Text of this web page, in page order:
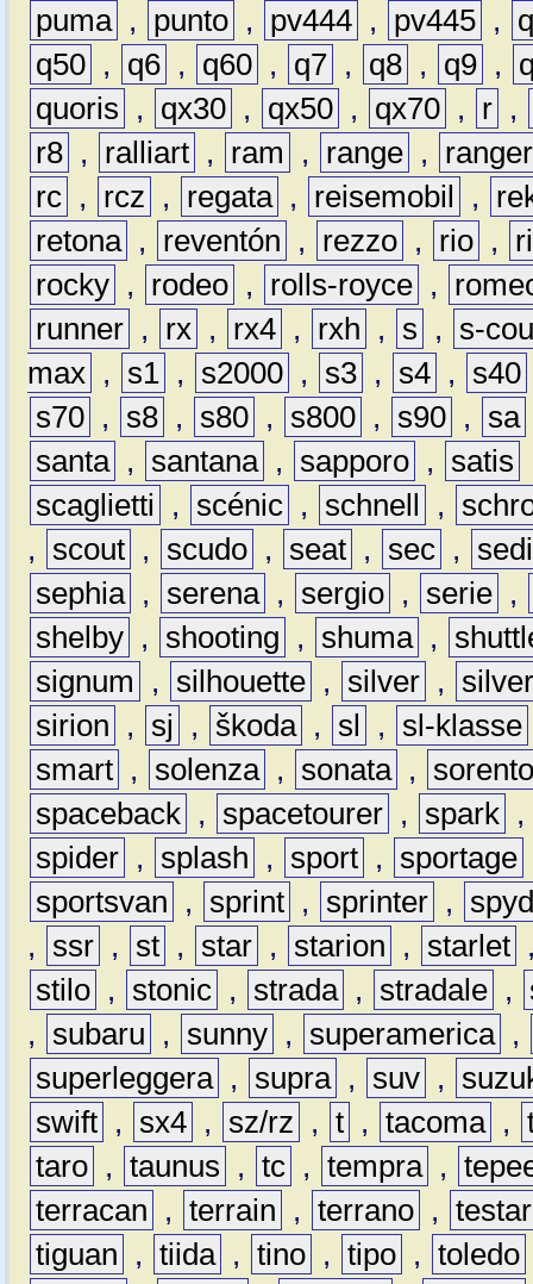
puma , punto , pv444 , pv445 ,
q50 , q6 , q60 , q7 , q8 , q9 ,
quoris
, qx30 , qx50 , qx70 , r ,
r8 , ralliart , ram , range ,
ranger
rc , rcz , regata , reisemobil ,
retona , reventón , rezzo , rio ,
rocky , rodeo , rolls-royce ,
runner , rx , rx4 , rxh , s ,
s-
max , s1 , s2000 , s3 , s4 , s40
s70 , s8 , s80 , s800 , s90 , sa
santa , santana , sapporo , satis
scaglietti
, scénic , schnell ,
,
scout , scudo , seat , sec ,
sephia , serena , sergio , serie ,
shelby , shooting , shuma ,
signum
, silhouette , silver ,
sirion
, sj , škoda , sl , sl-klasse
smart , solenza , sonata ,
spaceback , spacetourer , spark ,
spider , splash , sport , sportage
sportsvan
, sprint , sprinter ,
,
ssr , st , star , starion , starlet
stilo , stonic , strada , stradale ,
,
subaru , sunny , superamerica ,
superleggera , supra , suv ,
swift , sx4 , sz/rz , t , tacoma ,
taro , taunus , tc , tempra ,
terracan
, terrain , terrano ,
tiguan
, tiida , tino , tipo , toledo